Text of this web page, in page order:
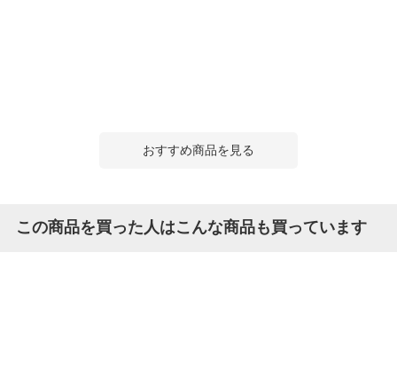
おすすめ商品を見る
この商品を買った人はこんな商品も買っています